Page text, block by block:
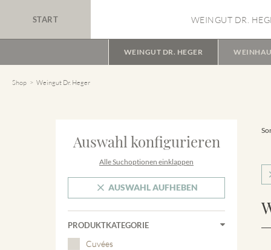
START WEINGUT DR.
WEINGUT DR. HEGER
Shop Weingut Dr. Heger
Auswahl konfigurieren
Alle Suchoptionen einklappen
AUSWAHL AUFHEBEN
PRODUKTKATEGORIE
Cuvées